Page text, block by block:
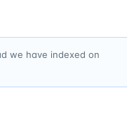
we have indexed on